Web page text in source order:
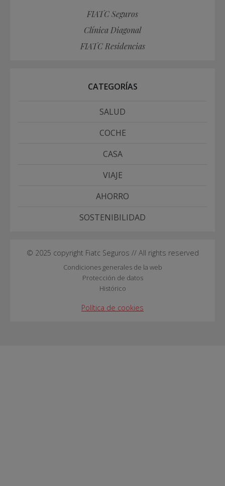
FIATC Seguros
Clínica Diagonal
FIATC Residencias
CATEGORÍAS
SALUD
COCHE
CASA
VIAJE
AHORRO
SOSTENIBILIDAD
© 2025 copyright Fiatc Seguros // All rights reserved
Condiciones generales de la web
Protección de datos
Histórico
Política de cookies